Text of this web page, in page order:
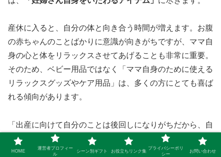
産休に入ると、自分の体と向き合う時間が増えます。お腹
の赤ちゃんのことばかりに意識が向きがちですが、ママ自
身の心と体をリラックスさせてあげることも非常に重要。
そのため、ベビー用品ではなく「ママ自身のために使える
リラックスグッズやケア用品」は、多くの方にとても喜ば
れる傾向があります。
「出産に向けて自分のことは後回しになりがちだから、自
分向けのプレゼントをもらった時はすごく嬉しかった！」
という先輩ママの声は本当に多いんです。赤ちゃん用品は
HOME
運営者プロフィー
ル
シーン別ギフト お役立ちリンク集
プライバシーポリ
シー
お問い合わせ